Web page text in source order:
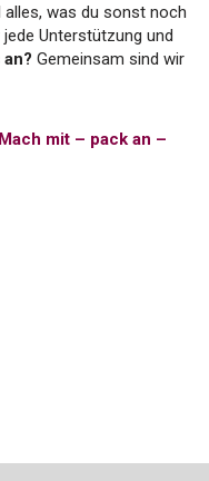
was du sonst noch
Unterstützung und
Gemeinsam sind wir
Mach mit – pack an –